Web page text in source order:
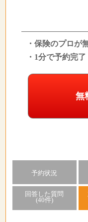
・保険のプロが
・1分で予約完
無
予約状況
回答した質問
(40件)